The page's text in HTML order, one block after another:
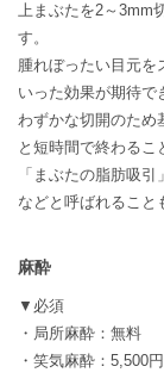
上まぶたを2～3mm
す。
腫れぼったい目元を
いった効果が期待で
わずかな切開のため
と短時間で終わるこ
「まぶたの脂肪吸
などと呼ばれること
麻酔
▼必須
・局所麻酔：無料
・笑気麻酔：5,500円